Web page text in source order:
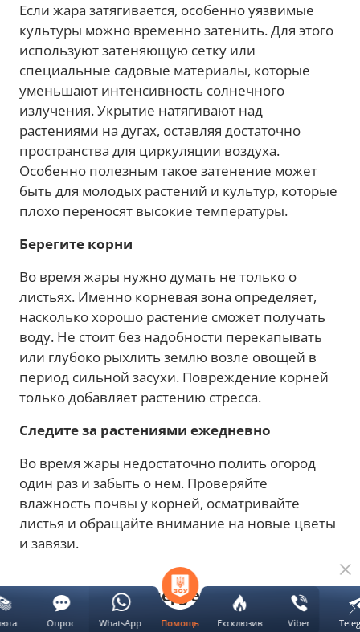
Если жара затягивается, особенно уязвимые
культуры можно временно затенить. Для этого
используют затеняющую сетку или
специальные садовые материалы, которые
уменьшают интенсивность солнечного
излучения. Укрытие натягивают над
растениями на дугах, оставляя достаточно
пространства для циркуляции воздуха.
Особенно полезным такое затенение может
быть для молодых растений и культур, которые
плохо переносят высокие температуры.
Берегите корни
Во время жары нужно думать не только о
листьях. Именно корневая зона определяет,
насколько хорошо растение сможет получать
воду. Не стоит без надобности перекапывать
или глубоко рыхлить землю возле овощей в
период сильной засухи. Повреждение корней
только добавляет растению стресса.
Следите за растениями ежедневно
Во время жары недостаточно полить огород
один раз и забыть о нем. Проверяйте
влажность почвы у корней, осматривайте
листья и обращайте внимание на новые цветы
и завязи.
Каких ошибок следует избегать в
жару
Помощь Ексклюзив Viber
Опрос WhatsApp